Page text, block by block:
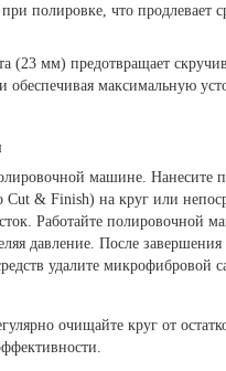
полировке, что продлевает
(23 мм) предотвращает
обеспечивая максимальную
машине. Нанесите
& Finish) на круг или
Работайте полировочной
давление. После завершения
удалите микрофибровой
очищайте круг от